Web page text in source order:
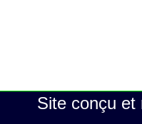
Site conçu